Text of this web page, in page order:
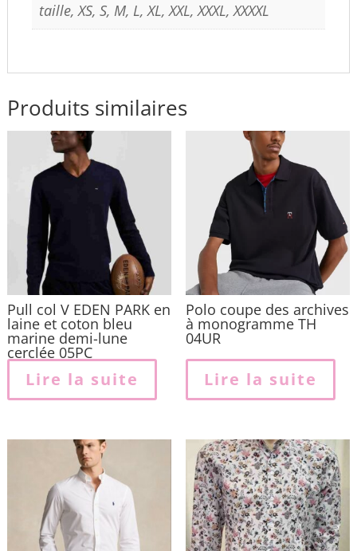
taille, XS, S, M, L, XL, XXL, XXXL, XXXXL
Produits similaires
Pull col V EDEN PARK en
laine et coton bleu
marine demi-lune
cerclée 05PC
Lire la suite
Polo coupe des archives
à monogramme TH
04UR
Lire la suite